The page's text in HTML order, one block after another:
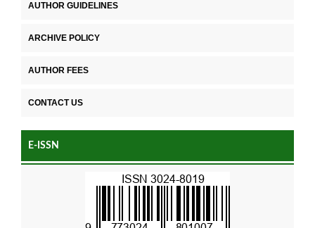
AUTHOR GUIDELINES
ARCHIVE POLICY
AUTHOR FEES
CONTACT US
E-ISSN